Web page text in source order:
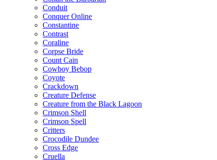
Conduit
Conquer Online
Constantine
Contrast
Coraline
Corpse Bride
Count Cain
Cowboy Bebop
Coyote
Crackdown
Creature Defense
Creature from the Black Lagoon
Crimson Shell
Crimson Spell
Critters
Crocodile Dundee
Cross Edge
Cruella